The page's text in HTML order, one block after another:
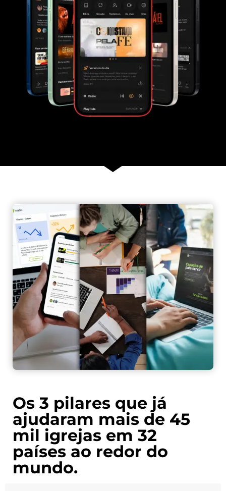
Os 3 pilares que já
ajudaram mais de 45
mil igrejas em 32
países ao redor do
mundo.